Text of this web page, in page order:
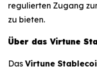
regulierten Zugang
zu bieten.
Über das Virtune
Das Virtune